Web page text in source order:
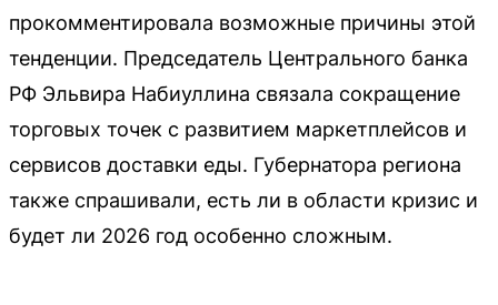
прокомментировала возможные причины этой
тенденции. Председатель Центрального банка
РФ Эльвира Набиуллина связала сокращение
торговых точек с развитием маркетплейсов и
сервисов доставки еды. Губернатора региона
также спрашивали, есть ли в области кризис и
будет ли 2026 год особенно сложным.